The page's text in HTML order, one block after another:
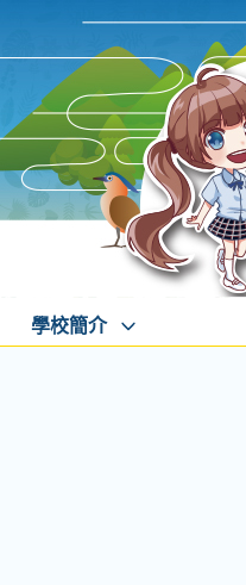
學校簡介